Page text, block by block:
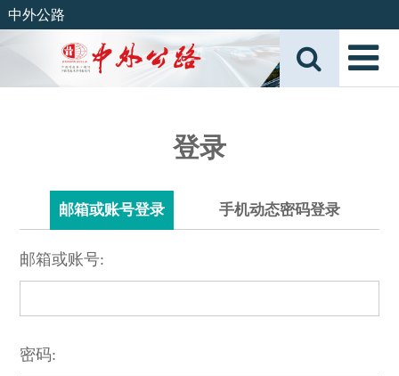
中外公路
登录
邮箱或账号登录 手机动态密码登录
邮箱或账号:
密码: